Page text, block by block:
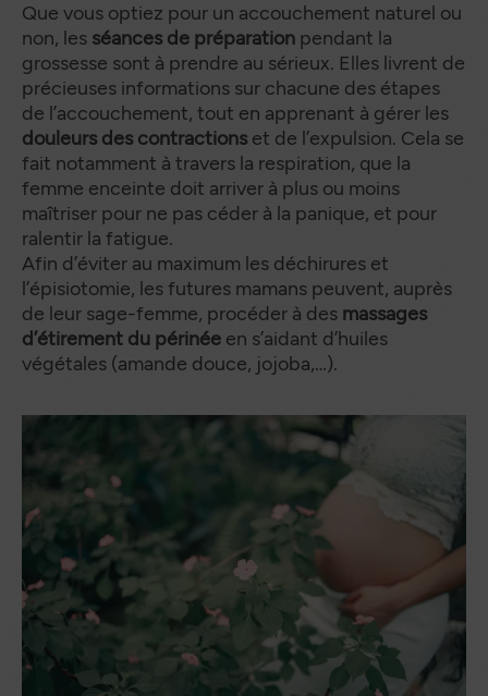
Que vous optiez pour un accouchement naturel ou
non, les séances de préparation pendant la
grossesse sont à prendre au sérieux. Elles livrent de
précieuses informations sur chacune des étapes
de l’accouchement, tout en apprenant à gérer les
douleurs des contractions et de l’expulsion. Cela se
fait notamment à travers la respiration, que la
femme enceinte doit arriver à plus ou moins
maîtriser pour ne pas céder à la panique, et pour
ralentir la fatigue.
Afin d’éviter au maximum les déchirures et
l’épisiotomie, les futures mamans peuvent, auprès
de leur sage-femme, procéder à des massages
d’étirement du périnée en s’aidant d’huiles
végétales (amande douce, jojoba,…).